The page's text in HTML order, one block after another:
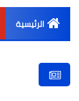
الرئيسية